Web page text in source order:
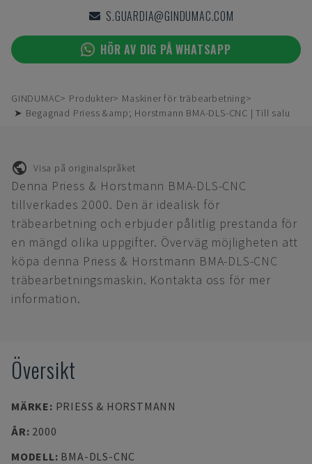
S.GUARDIA@GINDUMAC.COM
HÖR AV DIG PÅ WHATSAPP
GINDUMAC Produkter
Maskiner för träbearbetning
➤ Begagnad Priess &amp; Horstmann BMA-DLS-CNC | Till salu
Visa på originalspråket
Denna Priess & Horstmann BMA-DLS-CNC
tillverkades 2000. Den är idealisk för
träbearbetning och erbjuder pålitlig prestanda för
en mängd olika uppgifter. Överväg möjligheten att
köpa denna Priess & Horstmann BMA-DLS-CNC
träbearbetningsmaskin. Kontakta oss för mer
information.
Översikt
MÄRKE: PRIESS & HORSTMANN
ÅR: 2000
MODELL: BMA-DLS-CNC